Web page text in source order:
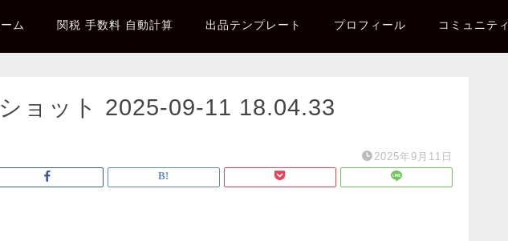
ム 関税 手数料 自動計算 出品テンプレート プロフィール コミュニティ
ョット 2025-09-11 18.04.33
2025年9月11日